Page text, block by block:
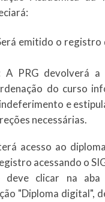
emitido o registro
A PRG devolverá a
do curso
e
necessárias.
acesso ao
acessando o
deve clicar na aba
"Diploma digital",